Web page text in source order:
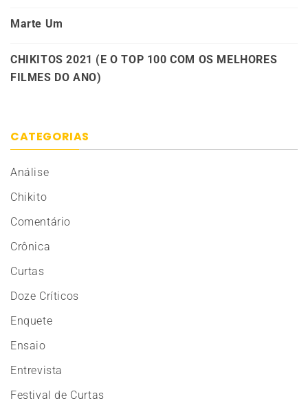
Marte Um
CHIKITOS 2021 (E O TOP 100 COM OS MELHORES
FILMES DO ANO)
CATEGORIAS
Análise
Chikito
Comentário
Crônica
Curtas
Doze Críticos
Enquete
Ensaio
Entrevista
Festival de Curtas